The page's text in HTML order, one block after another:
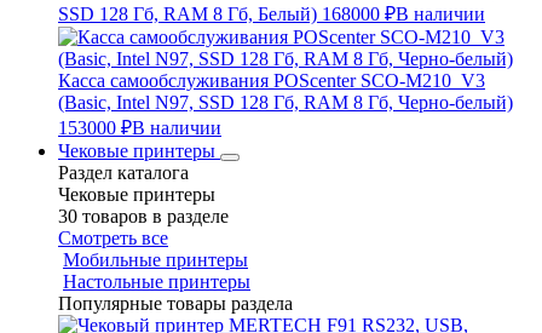
SSD 128 Гб, RAM 8 Гб, Белый) 168000 ₽В наличии
Касса самообслуживания POScenter SCO-M210_V3
(Basic, Intel N97, SSD 128 Гб, RAM 8 Гб, Черно-белый)
153000 ₽В наличии
Чековые принтеры
Раздел каталога
Чековые принтеры
30 товаров в разделе
Смотреть все
Мобильные принтеры
Настольные принтеры
Популярные товары раздела